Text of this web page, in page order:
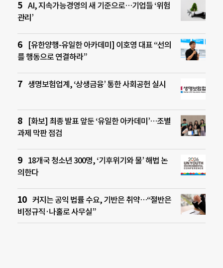
AI, 지속가능경영의 새 기준으로…기업들 ‘위험
관리’
[유한양행-유일한 아카데미] 이호영 대표 “선의
를 행동으로 연결하라”
생명보험업계, ‘상생금융’ 통한 사회공헌 실시
[화보] 최종 발표 앞둔 ‘유일한 아카데미’…조별
과제 막판 점검
18개국 청소년 300명, ‘기후위기와 물’ 해법 논
의한다
커지는 공익 법률 수요, 기반은 취약…“절반은
비정규직·나홀로 사무실”